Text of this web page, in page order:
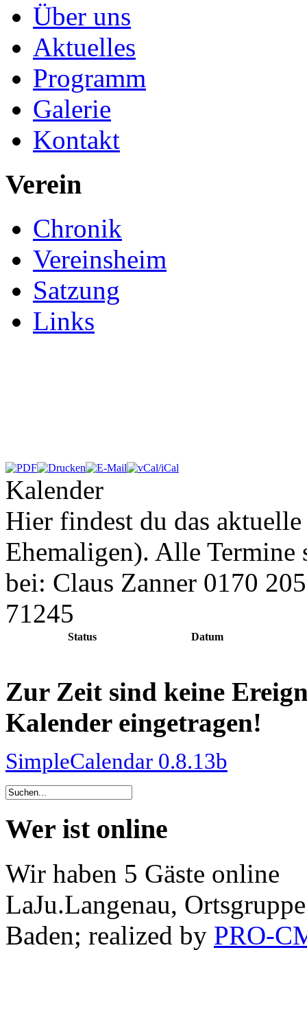
Über uns
Aktuelles
Programm
Galerie
Kontakt
Verein
Chronik
Vereinsheim
Satzung
Links
Kalender
Hier findest du das
Ehemaligen). Alle Termine
bei: Claus Zanner 0170
71245
Status Datum
Zur Zeit sind keine
Kalender eingetragen!
SimpleCalendar 0.8.13b
Wer ist online
Wir haben 5 Gäste online
LaJu.Langenau,
Baden; realized by PRO-